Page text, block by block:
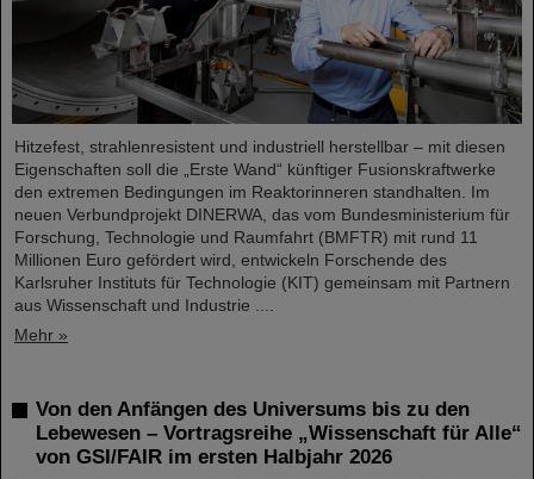
Hitzefest, strahlenresistent und industriell herstellbar – mit diesen
Eigenschaften soll die „Erste Wand“ künftiger Fusionskraftwerke
den extremen Bedingungen im Reaktorinneren standhalten. Im
neuen Verbundprojekt DINERWA, das vom Bundesministerium für
Forschung, Technologie und Raumfahrt (BMFTR) mit rund 11
Millionen Euro gefördert wird, entwickeln Forschende des
Karlsruher Instituts für Technologie (KIT) gemeinsam mit Partnern
aus Wissenschaft und Industrie ....
Mehr »
Von den Anfängen des Universums bis zu den
Lebewesen – Vortragsreihe „Wissenschaft für Alle“
von GSI/FAIR im ersten Halbjahr 2026